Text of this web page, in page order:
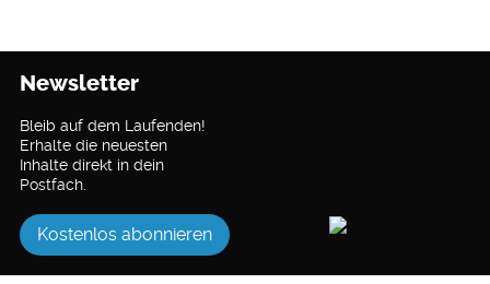
Newsletter
Bleib auf dem Laufenden!
Erhalte die neuesten
Inhalte direkt in dein
Postfach.
Kostenlos abonnieren